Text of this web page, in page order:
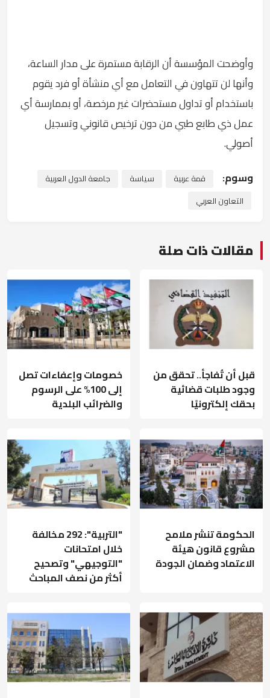
وأوضحت المؤسسة أن الرقابة مستمرة على مدار الساعة،
وأنها لن تتهاون في التعامل مع أي منشأة أو فرد يقوم
باستخدام أو تداول مستحضرات غير مرخصة، أو بممارسة أي
عمل ذي طابع طبي من دون ترخيص قانوني وتسجيل
أصولي.
وسوم: قمة عربية سياسة
جامعة الدول العربية
التعاون العربي
مقالات ذات صلة
قبل أن تُفاجأ.. تحقق من
وجود طلبات قضائية
بحقك إلكترونيًا
خصومات وإعفاءات تصل
إلى 100% على الرسوم
والضرائب البلدية
الحكومة تنشر ملامح
مشروع قانون هيئة
الاعتماد وضمان الجودة
"التربية": 292 مخالفة
خلال امتحانات
"التوجيهي" وتصحيح
أكثر من نصف المباحث